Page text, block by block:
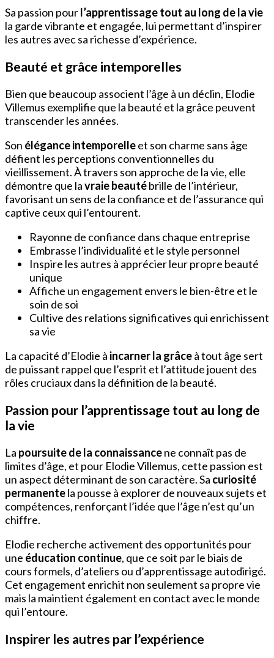
Sa passion pourl’apprentissage tout au long de la vie
la garde vibrante et engagée, lui permettant d’inspirer
les autres avec sa richesse d’expérience.
Beauté et grâce intemporelles
Bien que beaucoup associent l’âge à un déclin, Elodie
Villemus exemplifie que la beauté et la grâce peuvent
transcender les années.
Son élégance intemporelleet son charme sans âge
défient les perceptions conventionnelles du
vieillissement. À travers son approche de la vie, elle
démontre que lavraie beautébrille de l’intérieur,
favorisant un sens de la confiance et de l’assurance qui
captive ceux qui l’entourent.
Rayonne de confiance dans chaque entreprise
Embrasse l’individualité et le style personnel
Inspire les autres à apprécier leur propre beauté
unique
Affiche un engagement envers le bien-être et le
soin de soi
Cultive des relations significatives qui enrichissent
sa vie
La capacité d’Elodie à incarner la grâceà tout âge sert
de puissant rappel que l’esprit et l’attitude jouent des
rôles cruciaux dans la définition de la beauté.
Passion pour l’apprentissage tout au long de
la vie
La poursuite de la connaissancene connaît pas de
limites d’âge, et pour Elodie Villemus, cette passion est
un aspect déterminant de son caractère. Sa curiosité
permanentela pousse à explorer de nouveaux sujets et
compétences, renforçant l’idée que l’âge n’est qu’un
chiffre.
Elodie recherche activement des opportunités pour
une éducation continue, que ce soit par le biais de
cours formels, d’ateliers ou d’apprentissage autodirigé.
Cet engagement enrichit non seulement sa propre vie
mais la maintient également en contact avec le monde
qui l’entoure.
Inspirer les autres par l’expérience